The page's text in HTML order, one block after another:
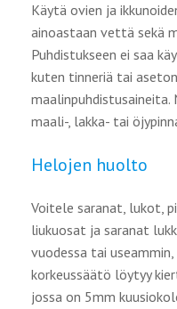
Käytä ovien ja
ainoastaan vettä sekä
Puhdistukseen ei saa
kuten tinneriä tai
maali-, lakka- tai
Helojen huolto
Voitele saranat, lukot,
liukuosat ja saranat
vuodessa tai
korkeussäätö löytyy
jossa on 5mm